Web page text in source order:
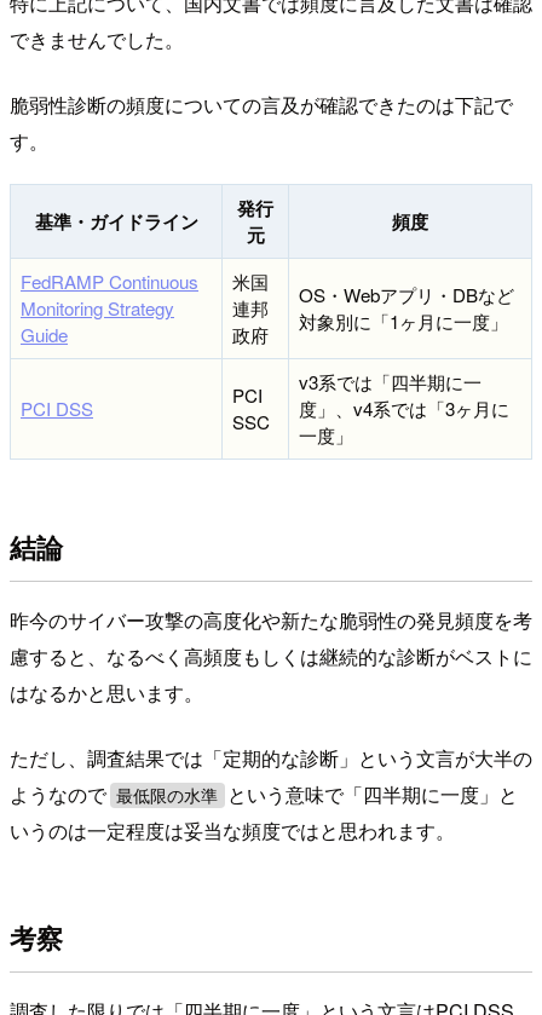
できませんでした。
脆弱性診断の頻度についての言及が確認できたのは下記で
す。
基準・ガイドライン
発行
元
頻度
FedRAMP Continuous
Monitoring Strategy
Guide
米国
連邦
政府
OS・Webアプリ・DBなど
対象別に「1ヶ月に一度」
PCI DSS
PCI
SSC
v3系では「四半期に一
度」、v4系では「3ヶ月に
一度」
結論
昨今のサイバー攻撃の高度化や新たな脆弱性の発見頻度を考
慮すると、なるべく高頻度もしくは継続的な診断がベストに
はなるかと思います。
ただし、調査結果では「定期的な診断」という文言が大半の
ようなので 最低限の水準
という意味で「四半期に一度」と
いうのは一定程度は妥当な頻度ではと思われます。
考察